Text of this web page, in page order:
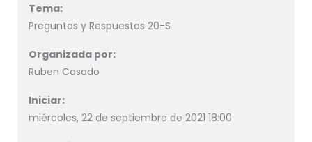
Tema:
Preguntas y Respuestas 20-S
Organizada por:
Ruben Casado
Iniciar:
miércoles, 22 de septiembre de 2021 18:00